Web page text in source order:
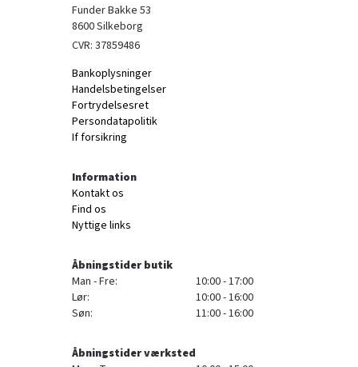
Funder Bakke 53
8600 Silkeborg
CVR: 37859486
Bankoplysninger
Handelsbetingelser
Fortrydelsesret
Persondatapolitik
If forsikring
Information
Kontakt os
Find os
Nyttige links
Åbningstider butik
Man - Fre:
10:00 - 17:00
Lør:
10:00 - 16:00
Søn:
11:00 - 16:00
Åbningstider værksted